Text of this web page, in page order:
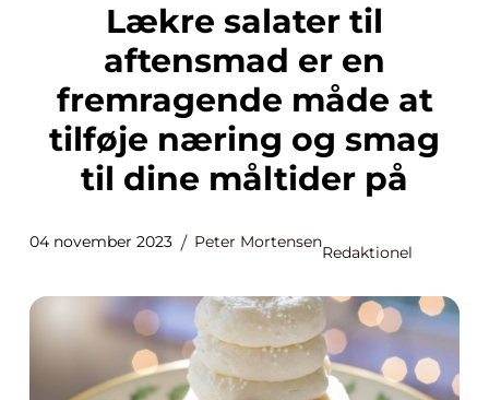
Lækre salater til
aftensmad er en
fremragende måde at
tilføje næring og smag
til dine måltider på
04 november 2023 Peter Mortensen
Redaktionel